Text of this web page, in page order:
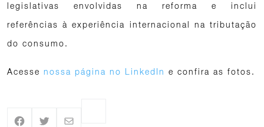
legislativas envolvidas na reforma e inclui
referências à experiência internacional na tributação
do consumo.
Acesse nossa página no LinkedIn e confira as fotos.